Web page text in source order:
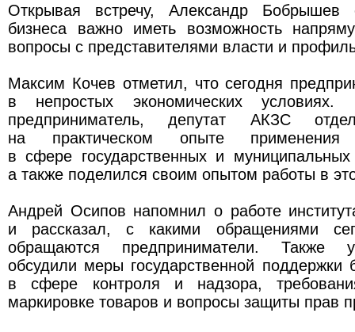
Открывая встречу, Александр
бизнеса важно иметь возможность
вопросы с представителями власти и
Максим Кочев отметил, что сегодня
в непростых экономических условиях.
предприниматель, депутат АКЗС
на практическом опыте применения
в сфере государственных и
а также поделился своим опытом работы в
Андрей Осипов напомнил о работе
и рассказал, с какими обращениями
обращаются предприниматели. Также
обсудили меры государственной поддержки
в сфере контроля и надзора,
маркировке товаров и вопросы защиты прав